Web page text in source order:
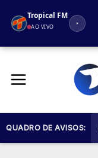
Tropical FM
AO VIVO
QUADRO DE AVISOS:
CONVIDA TODAS AS